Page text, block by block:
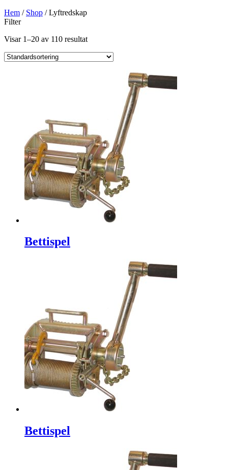
Hem / Shop / Lyftredskap
Filter
Visar 1–20 av 110 resultat
Bettispel
Bettispel